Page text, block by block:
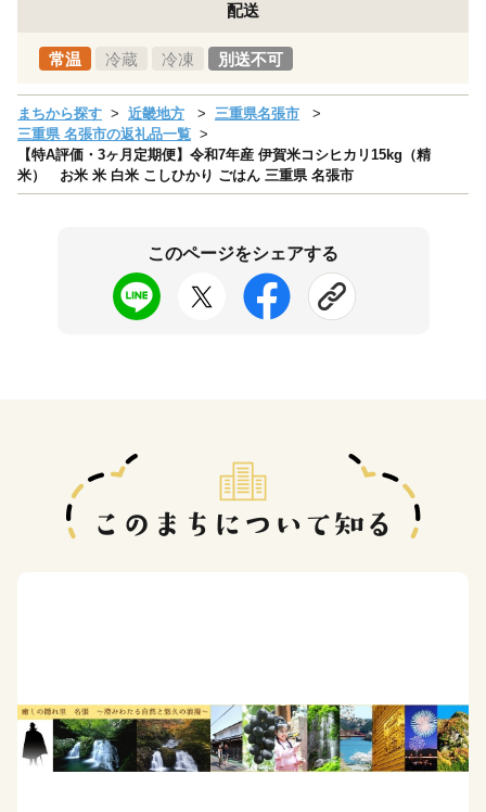
配送
常温 冷蔵 冷凍 別送不可
まちから探す 近畿地方
三重県名張市
三重県 名張市の返礼品一覧
【特A評価・3ヶ月定期便】令和7年産 伊賀米コシヒカリ15kg（精
米） お米 米 白米 こしひかり ごはん 三重県 名張市
このページをシェアする